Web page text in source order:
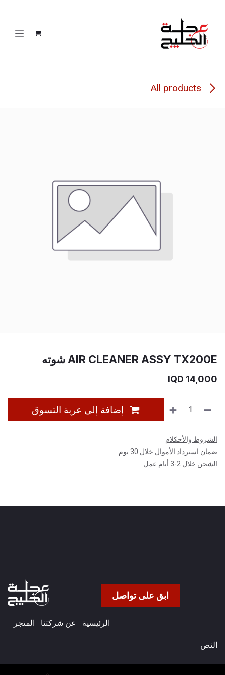
All products
AIR CLEANER ASSY TX200E شوته
14,000
إضافة إلى عربة التسوق
الشروط والأحكلام
ضمان استرداد الأموال خلال 30 يوم
الشحن خلال 2-3 أيام عمل
ابق على تواصل
الرئيسية عن شركتنا​ المتجر
النص